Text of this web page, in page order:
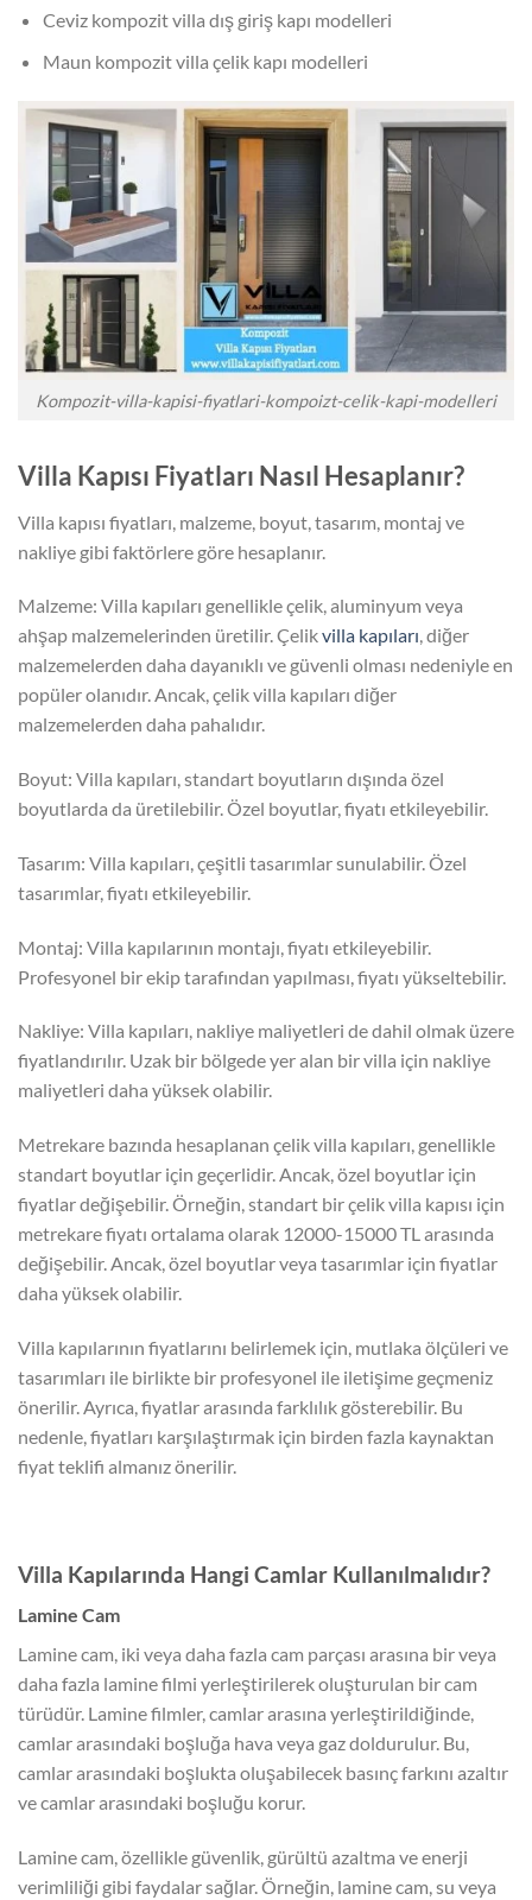
Ceviz kompozit villa dış giriş kapı modelleri
Maun kompozit villa çelik kapı modelleri
Kompozit-villa-kapisi-fiyatlari-kompoizt-celik-kapi-modelleri
Villa Kapısı Fiyatları Nasıl Hesaplanır?
Villa kapısı fiyatları, malzeme, boyut, tasarım, montaj ve
nakliye gibi faktörlere göre hesaplanır.
Malzeme: Villa kapıları genellikle çelik, aluminyum veya
ahşap malzemelerinden üretilir. Çelikvilla kapıları, diğer
malzemelerden daha dayanıklı ve güvenli olması nedeniyle en
popüler olanıdır. Ancak, çelik villa kapıları diğer
malzemelerden daha pahalıdır.
Boyut: Villa kapıları, standart boyutların dışında özel
boyutlarda da üretilebilir. Özel boyutlar, fiyatı etkileyebilir.
Tasarım: Villa kapıları, çeşitli tasarımlar sunulabilir. Özel
tasarımlar, fiyatı etkileyebilir.
Montaj: Villa kapılarının montajı, fiyatı etkileyebilir.
Profesyonel bir ekip tarafından yapılması, fiyatı yükseltebilir.
Nakliye: Villa kapıları, nakliye maliyetleri de dahil olmak üzere
fiyatlandırılır. Uzak bir bölgede yer alan bir villa için nakliye
maliyetleri daha yüksek olabilir.
Metrekare bazında hesaplanan çelik villa kapıları, genellikle
standart boyutlar için geçerlidir. Ancak, özel boyutlar için
fiyatlar değişebilir. Örneğin, standart bir çelik villa kapısı için
metrekare fiyatı ortalama olarak 12000-15000 TL arasında
değişebilir. Ancak, özel boyutlar veya tasarımlar için fiyatlar
daha yüksek olabilir.
Villa kapılarının fiyatlarını belirlemek için, mutlaka ölçüleri ve
tasarımları ile birlikte bir profesyonel ile iletişime geçmeniz
önerilir. Ayrıca, fiyatlar arasında farklılık gösterebilir. Bu
nedenle, fiyatları karşılaştırmak için birden fazla kaynaktan
fiyat teklifi almanız önerilir.
Villa Kapılarında Hangi Camlar Kullanılmalıdır?
Lamine Cam
Lamine cam, iki veya daha fazla cam parçası arasına bir veya
daha fazla lamine filmi yerleştirilerek oluşturulan bir cam
türüdür. Lamine filmler, camlar arasına yerleştirildiğinde,
camlar arasındaki boşluğa hava veya gaz doldurulur. Bu,
camlar arasındaki boşlukta oluşabilecek basınç farkını azaltır
ve camlar arasındaki boşluğu korur.
Lamine cam, özellikle güvenlik, gürültü azaltma ve enerji
verimliliği gibi faydalar sağlar. Örneğin, lamine cam, su veya